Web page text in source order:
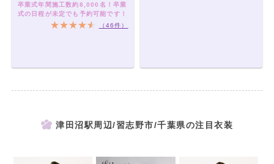
卒業式年間施工数約8,000名！卒業
式の日程が未定でも予約可能です！
（46件）
津田沼駅周辺/習志野市/千葉県の注目衣装